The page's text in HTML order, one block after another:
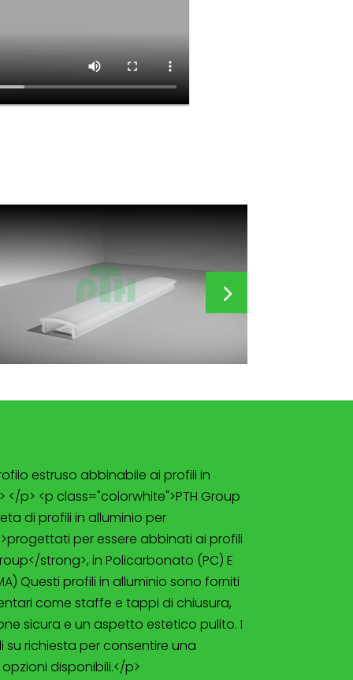
estruso abbinabile ai profili in
</p> <p class="colorwhite">PTH Group
di profili in alluminio per
per essere abbinati ai profili
strong>, in Policarbonato (PC) E
Questi profili in alluminio sono forniti
come staffe e tappi di chiusura,
sicura e un aspetto estetico pulito. I
richiesta per consentire una
disponibili.</p>